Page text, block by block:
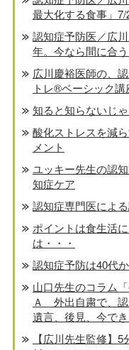
最大化する食事」7/
認知症予防医／広
年。今なら間に合
広川慶裕医師の、
トレ®️ベーシック講
知ると知らないじ
酸化ストレスを減
メント
ユッキー先生の認
知症ケア
認知症専門医によ
ポイントは食生活
は・・・
認知症予防は40代
山口先生のコラム
Ａ 外出自粛で、認
遺言、後見、今で
【広川先生監修】